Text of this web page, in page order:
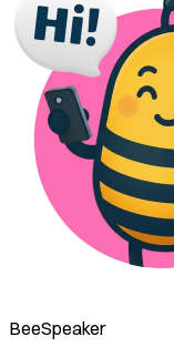
BeeSpeaker